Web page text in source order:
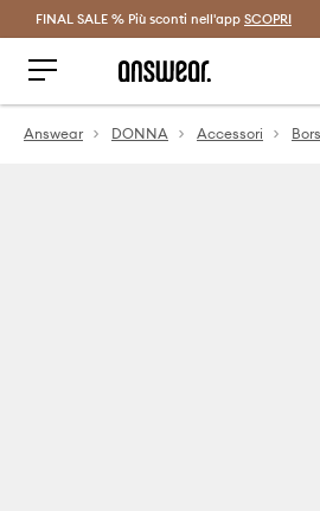
Risparmia con Answear
FINAL SALE % Più sconti nell'app SCOPRI
Answear DONNA Accessori